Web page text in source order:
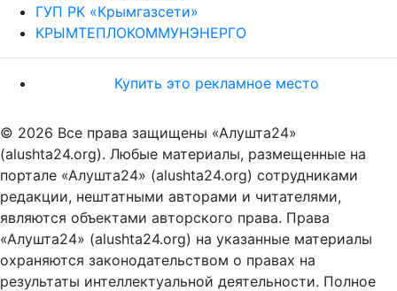
ГУП РК «Крымгазсети»
КРЫМТЕПЛОКОММУНЭНЕРГО
Купить это рекламное место
© 2026 Все права защищены «Алушта24»
(alushta24.org). Любые материалы, размещенные на
портале «Алушта24» (alushta24.org) сотрудниками
редакции, нештатными авторами и читателями,
являются объектами авторского права. Права
«Алушта24» (alushta24.org) на указанные материалы
охраняются законодательством о правах на
результаты интеллектуальной деятельности. Полное